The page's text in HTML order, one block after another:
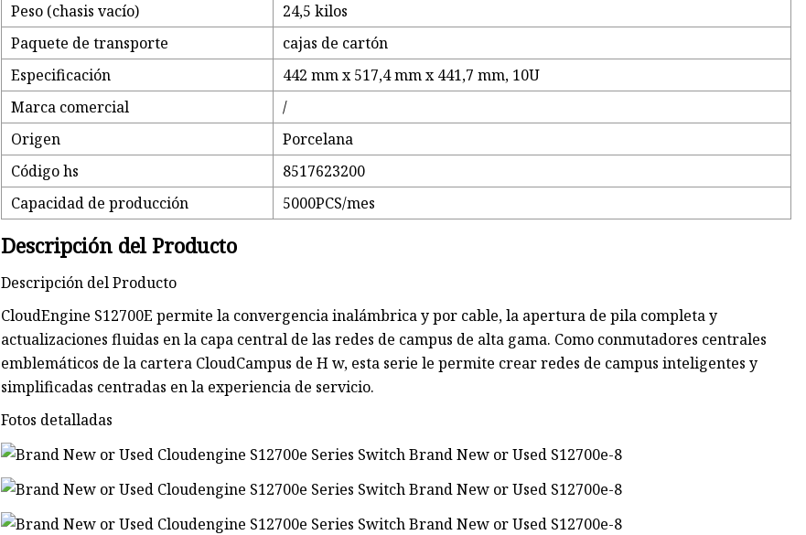
Peso (chasis vacío)
24,5 kilos
Paquete de transporte
cajas de cartón
Especificación
442 mm x 517,4 mm x 441,7 mm, 10U
Marca comercial
/
Origen
Porcelana
Código hs
8517623200
Capacidad de producción
5000PCS/mes
Descripción del Producto
Descripción del Producto
CloudEngine S12700E permite la convergencia inalámbrica y por cable, la apertura de pila completa y
actualizaciones fluidas en la capa central de las redes de campus de alta gama. Como conmutadores centrales
emblemáticos de la cartera CloudCampus de H w, esta serie le permite crear redes de campus inteligentes y
simplificadas centradas en la experiencia de servicio.
Fotos detalladas